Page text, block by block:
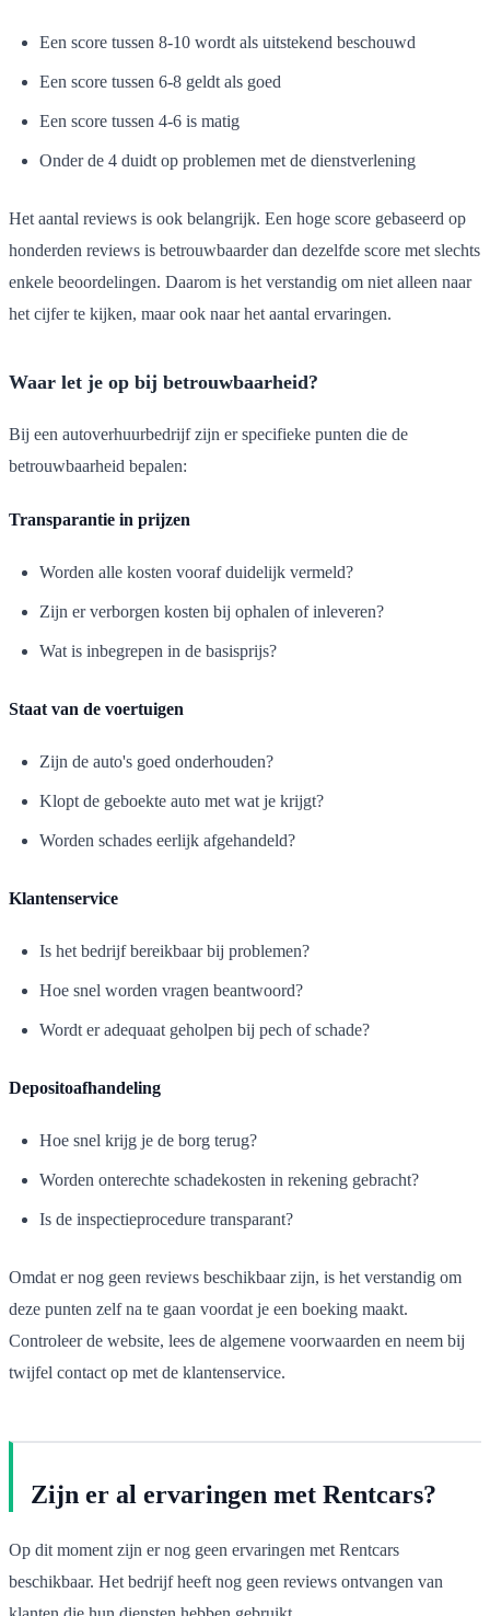
Een score tussen 8-10 wordt als uitstekend beschouwd
Een score tussen 6-8 geldt als goed
Een score tussen 4-6 is matig
Onder de 4 duidt op problemen met de dienstverlening
Het aantal reviews is ook belangrijk. Een hoge score gebaseerd op
honderden reviews is betrouwbaarder dan dezelfde score met slechts
enkele beoordelingen. Daarom is het verstandig om niet alleen naar
het cijfer te kijken, maar ook naar het aantal ervaringen.
Waar let je op bij betrouwbaarheid?
Bij een autoverhuurbedrijf zijn er specifieke punten die de
betrouwbaarheid bepalen:
Transparantie in prijzen
Worden alle kosten vooraf duidelijk vermeld?
Zijn er verborgen kosten bij ophalen of inleveren?
Wat is inbegrepen in de basisprijs?
Staat van de voertuigen
Zijn de auto's goed onderhouden?
Klopt de geboekte auto met wat je krijgt?
Worden schades eerlijk afgehandeld?
Klantenservice
Is het bedrijf bereikbaar bij problemen?
Hoe snel worden vragen beantwoord?
Wordt er adequaat geholpen bij pech of schade?
Depositoafhandeling
Hoe snel krijg je de borg terug?
Worden onterechte schadekosten in rekening gebracht?
Is de inspectieprocedure transparant?
Omdat er nog geen reviews beschikbaar zijn, is het verstandig om
deze punten zelf na te gaan voordat je een boeking maakt.
Controleer de website, lees de algemene voorwaarden en neem bij
twijfel contact op met de klantenservice.
Zijn er al ervaringen met Rentcars?
Op dit moment zijn er nog geen ervaringen met Rentcars
beschikbaar. Het bedrijf heeft nog geen reviews ontvangen van